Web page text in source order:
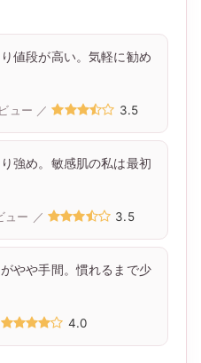
値段が高い。気軽に勧め
ュー ／ 3.5
強め。敏感肌の私は最初
ュー ／ 3.5
やや手間。慣れるまで少
4.0